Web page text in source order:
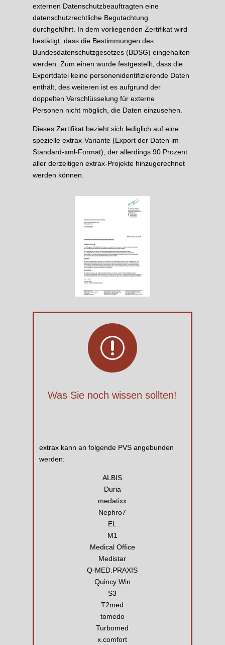
externen Datenschutzbeauftragten eine
datenschutzrechtliche Begutachtung
durchgeführt. In dem vorliegenden Zertifikat wird
bestätigt, dass die Bestimmungen des
Bundesdatenschutzgesetzes (BDSG) eingehalten
werden. Zum einen wurde festgestellt, dass die
Exportdatei keine personenidentifizierende Daten
enthält, des weiteren ist es aufgrund der
doppelten Verschlüsselung für externe
Personen nicht möglich, die Daten einzusehen.
Dieses Zertifikat bezieht sich lediglich auf eine
spezielle extrax-Variante (Export der Daten im
Standard-xml-Format), der allerdings 90 Prozent
aller derzeitigen extrax-Projekte hinzugerechnet
werden können.
r
Was Sie noch wissen sollten!
extrax kann an folgende PVS angebunden
werden:
ALBIS
Duria
medatixx
Nephro7
EL
M1
Medical Office
Medistar
Q-MED.PRAXIS
Quincy Win
S3
T2med
tomedo
Turbomed
x.comfort